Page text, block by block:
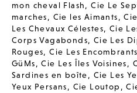
mon cheval Flash,Cie Le
marches, Cie les Aimants,
Les Chevaux Célestes, Cie
Corps Vagabonds, Cie Les
Rouges,Cie Les Encombrants
GüMs,Cie Les Îles Voisines,
Sardines en boîte, Cie Les
Yeux Persans, Cie Loutop ,